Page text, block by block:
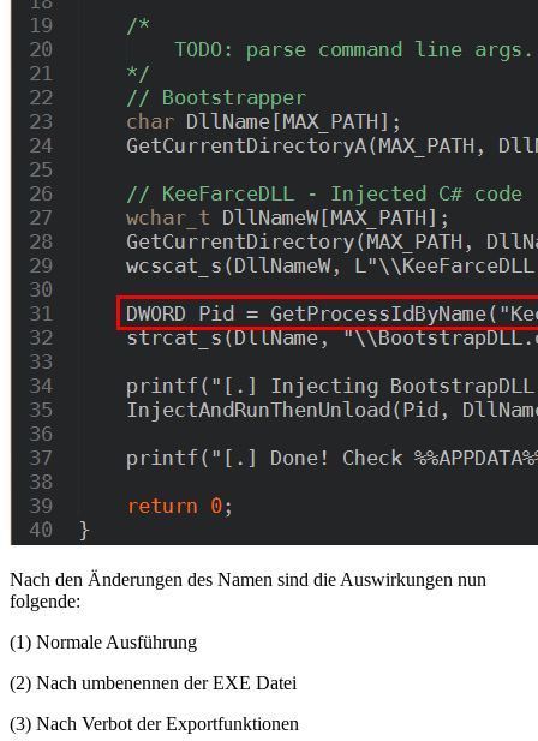
Nach den Änderungen des Namen sind die Auswirkungen nun
folgende:
(1) Normale Ausführung
(2) Nach umbenennen der EXE Datei
(3) Nach Verbot der Exportfunktionen